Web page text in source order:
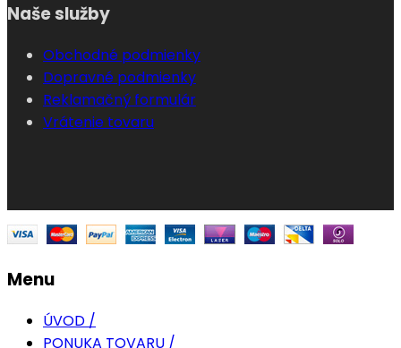
Naše služby
Obchodné podmienky
Dopravné podmienky
Reklamačný formulár
Vrátenie tovaru
Menu
ÚVOD /
PONUKA TOVARU /